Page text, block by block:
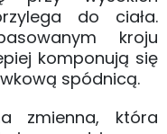
do ciała.
kroju
komponują się
spódnicą.
zmienna, która